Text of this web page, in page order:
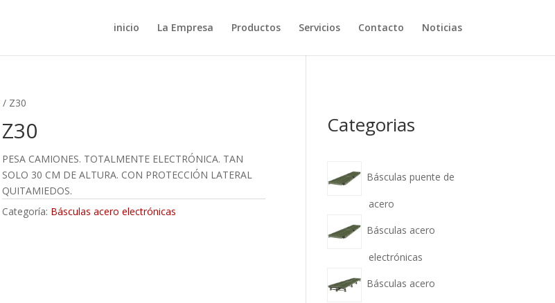
inicio La Empresa Productos Servicios Contacto Noticias
/ Z30
Z30
PESA CAMIONES. TOTALMENTE ELECTRÓNICA. TAN
SOLO 30 CM DE ALTURA. CON PROTECCIÓN LATERAL
QUITAMIEDOS.
Categoría: Básculas acero electrónicas
Categorias
Básculas puente de
acero
Básculas acero
electrónicas
Básculas acero